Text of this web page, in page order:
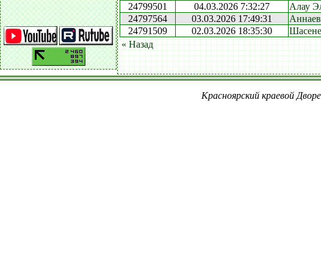
24799501
04.03.2026 7:32:27 Алау
24797564
03.03.2026 17:49:31
24791509
02.03.2026 18:35:30
« Назад
Красноярский краевой